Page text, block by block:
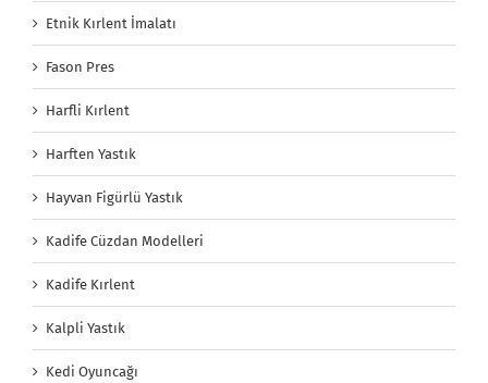
Etnik Kırlent İmalatı
Fason Pres
Harfli Kırlent
Harften Yastık
Hayvan Figürlü Yastık
Kadife Cüzdan Modelleri
Kadife Kırlent
Kalpli Yastık
Kedi Oyuncağı